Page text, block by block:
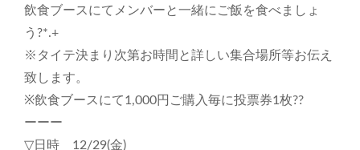
ご
食
う
飲食ブースにてメンバーと一緒にご飯を食べましょ
う?*.+
※タイテ決まり次第お時間と詳しい集合場所等お伝え
致します。
※飲食ブースにて1,000円ご購入毎に投票券1枚??
ーーー
▽日時 12/29(金)